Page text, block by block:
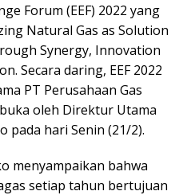
Forum (EEF) 2022 yang
Natural Gas as Solution
Synergy, Innovation
Secara daring, EEF 2022
PT Perusahaan Gas
oleh Direktur Utama
pada hari Senin (21/2).
menyampaikan bahwa
setiap tahun bertujuan